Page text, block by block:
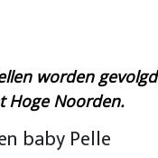
worden
Hoge Noorden.
baby Pelle